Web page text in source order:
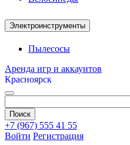
Электроинструменты
Пылесосы
Аренда игр и аккаунтов
Красноярск
+7 (967) 555 41 55
Войти Регистрация